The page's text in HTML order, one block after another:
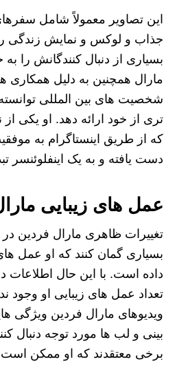
این تصاویر معمولاً شامل
جذاب و لوکس و نمایش زندگی
بسیاری از دنبال‌ کنندگانش را
مارال همچنین به دلیل همکاری‌
شخصیت‌ های بین‌ المللی
تری از خود ارائه دهد. او یکی
که از طریق اینستاگرام به
دست یافته و به یک اینفلوئنسر
عمل های زیبایی
تغییرات ظاهری مارال فردین
بسیاری گمان کنند که او عمل‌
داده است. با این حال اطلاعات
تعداد عمل‌ های زیبایی او وجود
ویدیوهای مارال فردین ویژگی‌
بینی و لب‌ ها مورد توجه دنبال‌
برخی معتقدند که او ممکن است